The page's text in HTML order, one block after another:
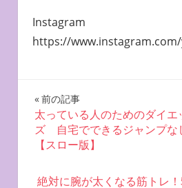
Instagram
https://
投
稿
ナ
前の記事
太っている人のためのダイエ
ズ 自宅でできるジャンプな
【スロー版】
絶対に腕が太くなる筋トレ